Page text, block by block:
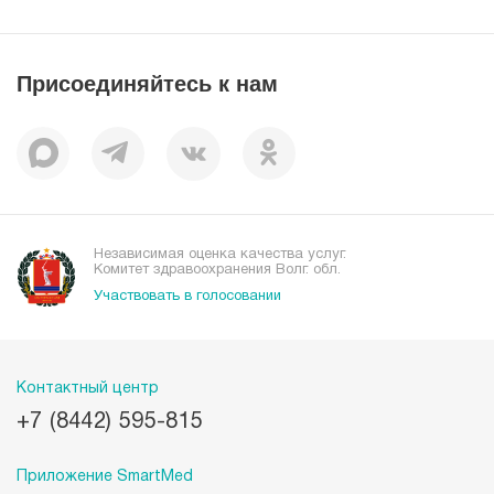
Пациентам
Присоединяйтесь к нам
Независимая оценка качества услуг.
Комитет здравоохранения Волг. обл.
Участвовать в голосовании
Контактный центр
+7 (8442) 595-815
Приложение SmartMed